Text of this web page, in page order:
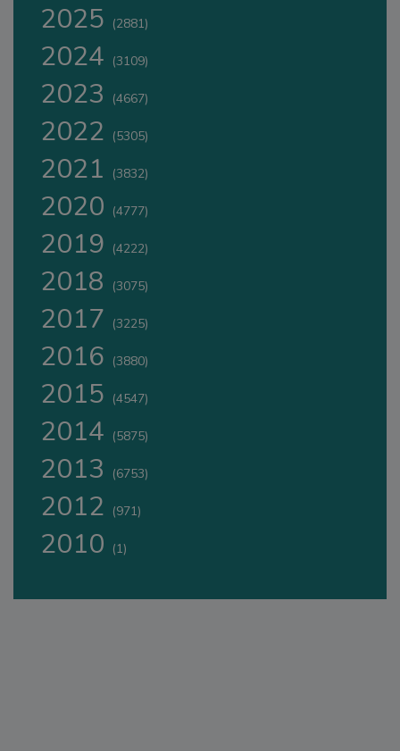
2025 (2881)
2024 (3109)
2023 (4667)
2022 (5305)
2021 (3832)
2020 (4777)
2019 (4222)
2018 (3075)
2017 (3225)
2016 (3880)
2015 (4547)
2014 (5875)
2013 (6753)
2012 (971)
2010 (1)